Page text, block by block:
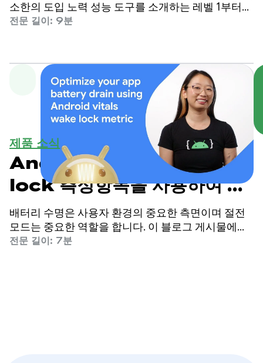
소한의 도입 노력 성능 도구를 소개하는 레벨 1부터
시작하여 맞춤형 성능 프레임워크를 유지할 리소스가
전문 길이: 9분
제품 소식
Android vitals wake
lock 측정항목을 사용하여 앱
배터리 최적화
배터리 수명은 사용자 환경의 중요한 측면이며 절전
모드는 중요한 역할을 합니다. 이 블로그 게시물에서
는 절전 모드가 무엇인지, 절전 모드 사용에 관한 권장
전문 길이: 7분